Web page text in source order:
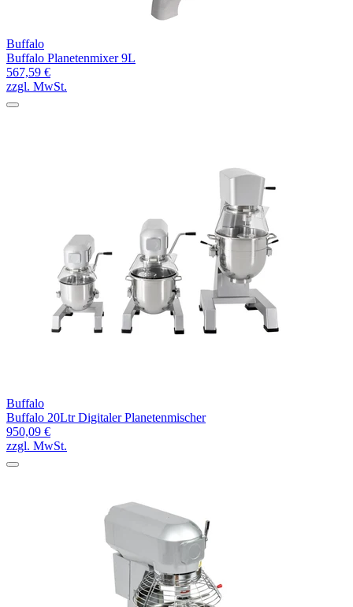
Buffalo
Buffalo Planetenmixer 9L
567,59 €
zzgl. MwSt.
Buffalo
Buffalo 20Ltr Digitaler Planetenmischer
950,09 €
zzgl. MwSt.